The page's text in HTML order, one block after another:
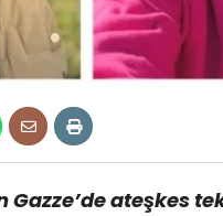
Gazze’de ateşkes